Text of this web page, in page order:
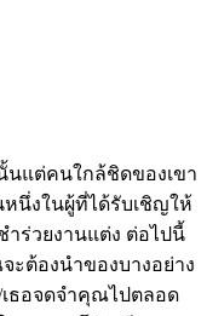
นแต่คนใกล้ชิดของเขา
นึ่งในผู้ที่ได้รับเชิญให้
ร่วยงานแต่ง ต่อไปนี้
ต้องนำของบางอย่าง
ธอจดจำคุณไปตลอด